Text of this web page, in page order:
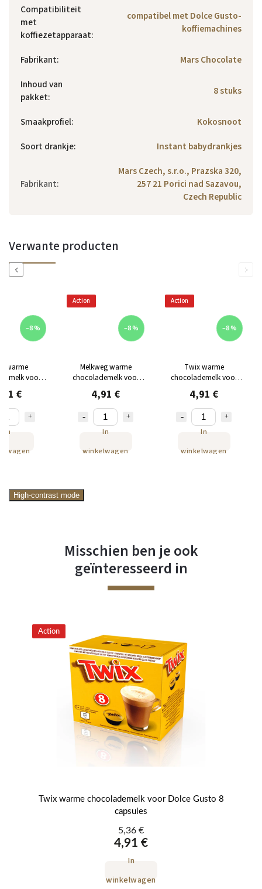
Compatibiliteit
met
koffiezetapparaat:
compatibel met Dolce Gusto-
koffiemachines
Fabrikant:
Mars Chocolate
Inhoud van
pakket: 8 stuks
Smaakprofiel:
Kokosnoot
Soort drankje: Instant babydrankjes
Fabrikant:
Mars Czech, s.r.o., Prazska 320,
257 21 Porici nad Sazavou,
Czech Republic
Verwante producten
Previous
–8 %
warme
voor
8 capsules
€
In
Action
–8 %
Melkweg warme
chocolademelk voor
Dolce Gusto 8 capsules
4,91 €
In
winkelwagen
Action
–8 %
Twix warme
chocolademelk voor
Dolce Gusto 8 capsules
4,91 €
In
winkelwagen
Next
High-contrast mode
Misschien ben je ook
geïnteresseerd in
Action
Twix warme chocolademelk voor Dolce Gusto 8
capsules
5,36 €
4,91 €
In
winkelwagen